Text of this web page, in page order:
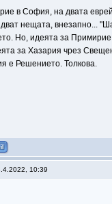
в София, на двата
нещата, внезапно...
Но, идеята за
за Хазария чрез
е Решението. Толкова.
10:39